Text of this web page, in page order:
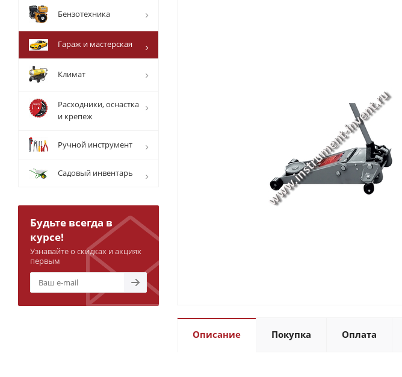
Описание Покупка Оплата
Бензотехника
Гараж и мастерская
Климат
Расходники, оснастка
и крепеж
Ручной инструмент
Садовый инвентарь
Будьте всегда в
курсе!
Узнавайте о скидках и акциях
первым